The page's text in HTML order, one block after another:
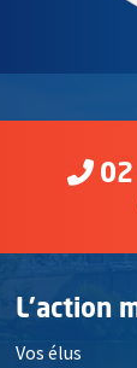
L'action
Vos élus